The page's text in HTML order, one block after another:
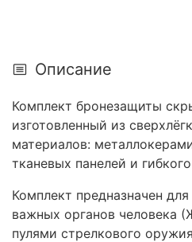
Описание
Комплект бронезащиты
изготовленный из
материалов:
тканевых панелей и
Комплект предназначен
важных органов человека
пулями стрелкового